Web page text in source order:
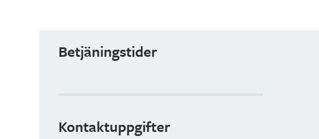
Betjäningstider
Kontaktuppgifter